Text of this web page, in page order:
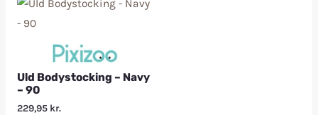
Uld Bodystocking – Navy
– 90
229,95 kr.